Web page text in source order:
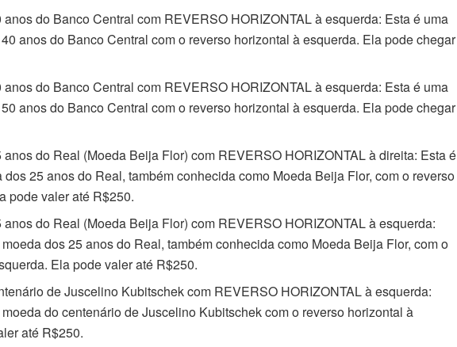
do Banco Central com REVERSO HORIZONTAL à esquerda: Esta é uma
anos do Banco Central com o reverso horizontal à esquerda. Ela pode chegar
do Banco Central com REVERSO HORIZONTAL à esquerda: Esta é uma
anos do Banco Central com o reverso horizontal à esquerda. Ela pode chegar
do Real (Moeda Beija Flor) com REVERSO HORIZONTAL à direita: Esta é
dos 25 anos do Real, também conhecida como Moeda Beija Flor, com o reverso
pode valer até R$250.
do Real (Moeda Beija Flor) com REVERSO HORIZONTAL à esquerda:
dos 25 anos do Real, também conhecida como Moeda Beija Flor, com o
Ela pode valer até R$250.
de Juscelino Kubitschek com REVERSO HORIZONTAL à esquerda:
do centenário de Juscelino Kubitschek com o reverso horizontal à
até R$250.